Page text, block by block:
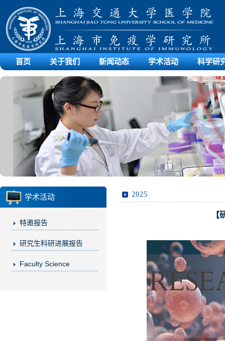
首页 关于我们 新闻动态 学术活动 科学研
学术活动
特邀报告
研究生科研进展报告
Faculty Science
2025
【